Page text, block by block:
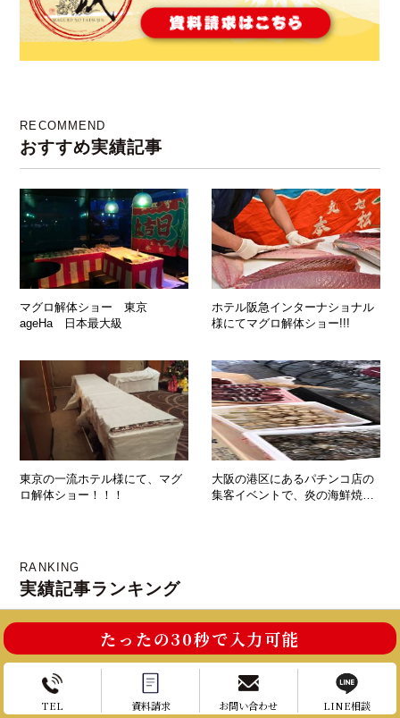
お電話はこちら お問い合わせ
たったの30秒で入力可能
TEL 資料請求 お問い合わせ LINE相談
RECOMMEND
おすすめ実績記事
マグロ解体ショー 東京
ageHa 日本最大級
ホテル阪急インターナショナル
様にてマグロ解体ショー!!!
東京の一流ホテル様にて、マグ
ロ解体ショー！！！
大阪の港区にあるパチンコ店の
集客イベントで、炎の海鮮焼き
RANKING
実績記事ランキング
2